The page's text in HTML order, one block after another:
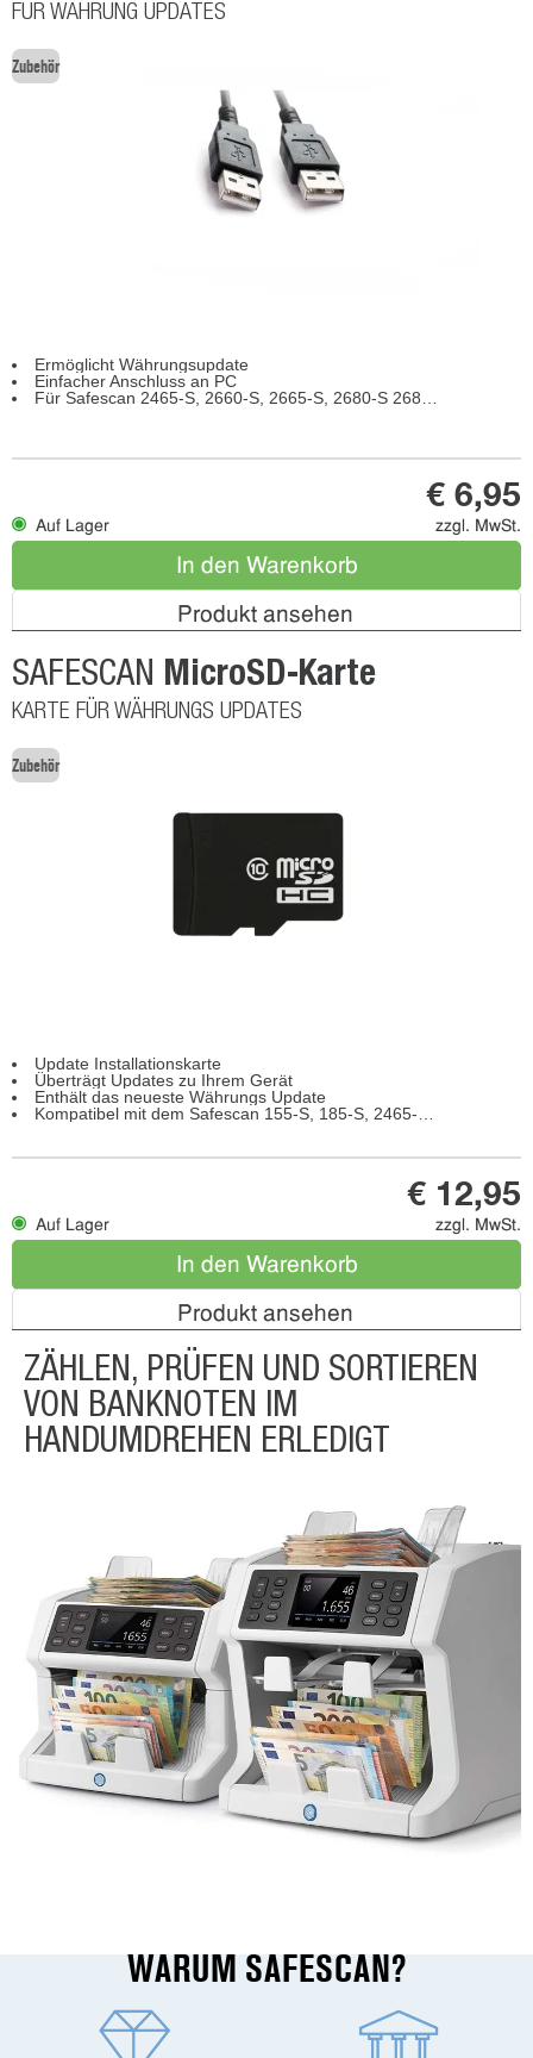
FÜR WÄHRUNG UPDATES
Zubehör
Ermöglicht Währungsupdate
Einfacher Anschluss an PC
Für Safescan 2465-S, 2660-S, 2665-S, 2680-S 2685-S und 2985-SX
Auf Lager
€ 6,95
zzgl. MwSt.
In den Warenkorb
Produkt ansehen
SAFESCAN MicroSD-Karte
KARTE FÜR WÄHRUNGS UPDATES
Zubehör
Update Installationskarte
Überträgt Updates zu Ihrem Gerät
Enthält das neueste Währungs Update
Kompatibel mit dem Safescan 155-S, 185-S, 2465-S, 2660-S, 2665-S, 2680-S, 2685-SX, 2985-SX, 2995-SX
Auf Lager
€ 12,95
zzgl. MwSt.
In den Warenkorb
Produkt ansehen
ZÄHLEN, PRÜFEN UND SORTIEREN
VON BANKNOTEN IM
HANDUMDREHEN ERLEDIGT
WARUM SAFESCAN?